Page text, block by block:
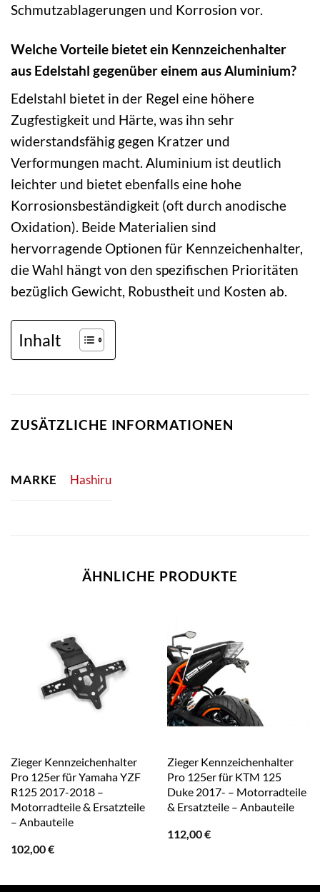
Schmutzablagerungen und Korrosion vor.
Welche Vorteile bietet ein Kennzeichenhalter
aus Edelstahl gegenüber einem aus Aluminium?
Edelstahl bietet in der Regel eine höhere
Zugfestigkeit und Härte, was ihn sehr
widerstandsfähig gegen Kratzer und
Verformungen macht. Aluminium ist deutlich
leichter und bietet ebenfalls eine hohe
Korrosionsbeständigkeit (oft durch anodische
Oxidation). Beide Materialien sind
hervorragende Optionen für Kennzeichenhalter,
die Wahl hängt von den spezifischen Prioritäten
bezüglich Gewicht, Robustheit und Kosten ab.
Inhalt
ZUSÄTZLICHE INFORMATIONEN
MARKE Hashiru
ÄHNLICHE PRODUKTE
Zieger Kennzeichenhalter
Pro 125er für Yamaha YZF
R125 2017-2018 –
Motorradteile & Ersatzteile
– Anbauteile
102,00€
Zieger Kennzeichenhalter
Pro 125er für KTM 125
Duke 2017- – Motorradteile
& Ersatzteile – Anbauteile
112,00€